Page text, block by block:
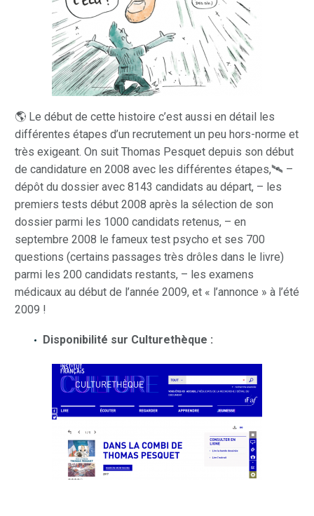
🌎 Le début de cette histoire c’est aussi en détail les
différentes étapes d’un recrutement un peu hors-norme et
très exigeant. On suit Thomas Pesquet depuis son début
de candidature en 2008 avec les différentes étapes,🛰️ –
dépôt du dossier avec 8143 candidats au départ, – les
premiers tests début 2008 après la sélection de son
dossier parmi les 1000 candidats retenus, – en
septembre 2008 le fameux test psycho et ses 700
questions (certains passages très drôles dans le livre)
parmi les 200 candidats restants, – les examens
médicaux au début de l’année 2009, et « l’annonce » à l’été
2009 !
Disponibilité sur Culturethèque :